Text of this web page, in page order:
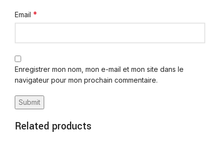
Email *
Enregistrer mon nom, mon e-mail et mon site dans le
navigateur pour mon prochain commentaire.
Related products